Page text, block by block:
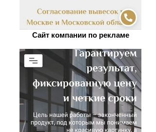
Сайт компании по рекламе